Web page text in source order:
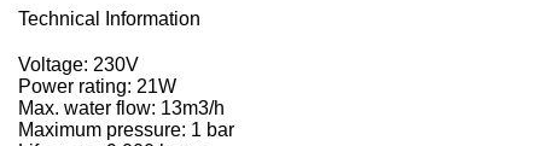
Technical Information
Voltage: 230V
Power rating: 21W
Max. water flow: 13m3/h
Maximum pressure: 1 bar